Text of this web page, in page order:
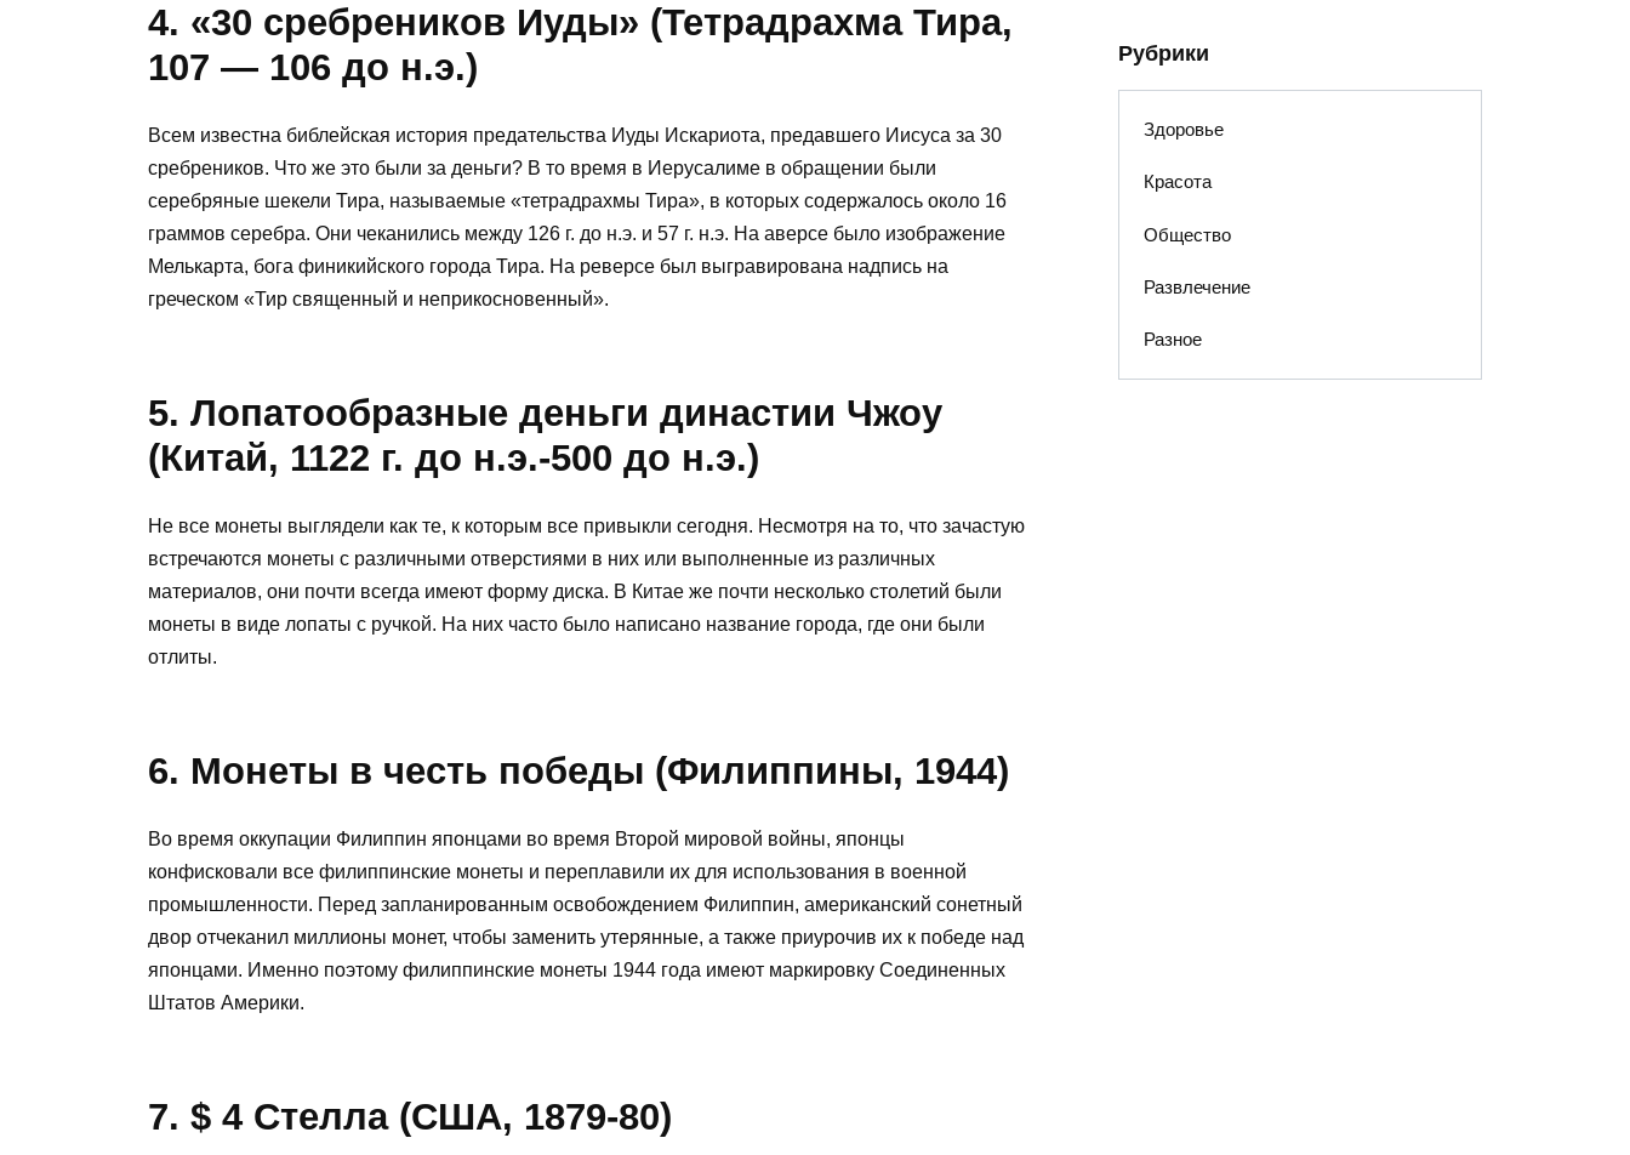
4. «30 сребреников Иуды» (Тетрадрахма Тира,
107 — 106 до н.э.)
Всем известна библейская история предательства Иуды Искариота, предавшего Иисуса за 30
сребреников. Что же это были за деньги? В то время в Иерусалиме в обращении были
серебряные шекели Тира, называемые «тетрадрахмы Тира», в которых содержалось около 16
граммов серебра. Они чеканились между 126 г. до н.э. и 57 г. н.э. На аверсе было изображение
Мелькарта, бога финикийского города Тира. На реверсе был выгравирована надпись на
греческом «Тир священный и неприкосновенный».
5. Лопатообразные деньги династии Чжоу
(Китай, 1122 г. до н.э.-500 до н.э.)
Не все монеты выглядели как те, к которым все привыкли сегодня. Несмотря на то, что зачастую
встречаются монеты с различными отверстиями в них или выполненные из различных
материалов, они почти всегда имеют форму диска. В Китае же почти несколько столетий были
монеты в виде лопаты с ручкой. На них часто было написано название города, где они были
отлиты.
6. Монеты в честь победы (Филиппины, 1944)
Во время оккупации Филиппин японцами во время Второй мировой войны, японцы
конфисковали все филиппинские монеты и переплавили их для использования в военной
промышленности. Перед запланированным освобождением Филиппин, американский сонетный
двор отчеканил миллионы монет, чтобы заменить утерянные, а также приурочив их к победе над
японцами. Именно поэтому филиппинские монеты 1944 года имеют маркировку Соединенных
Штатов Америки.
7. $ 4 Стелла (США, 1879-80)
Рубрики
Здоровье
Красота
Общество
Развлечение
Разное